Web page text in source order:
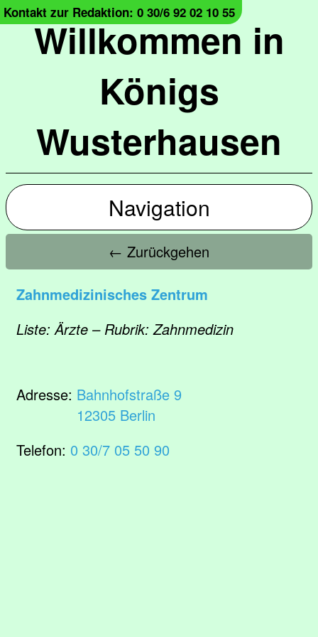
Willkommen in
Königs
Wusterhausen
Kontakt zur Redaktion: 0 30/6 92 02 10 55
Navigation
← Zurückgehen
Zahnmedizinisches Zentrum
Liste: Ärzte – Rubrik: Zahnmedizin
Adresse: Bahnhofstraße 9
12305 Berlin
Telefon: 0 30/7 05 50 90